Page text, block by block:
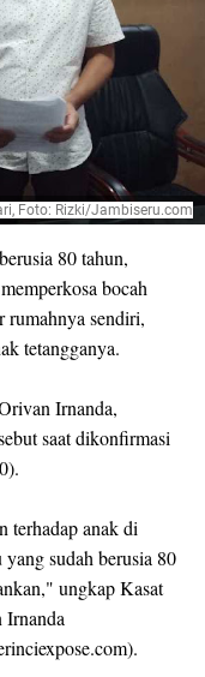
Foto: Rizki/Jambiseru.com
80 tahun,
bocah
rumahnya sendiri,
tetangganya.
Irnanda,
saat dikonfirmasi
terhadap anak di
sudah berusia 80
ungkap Kasat